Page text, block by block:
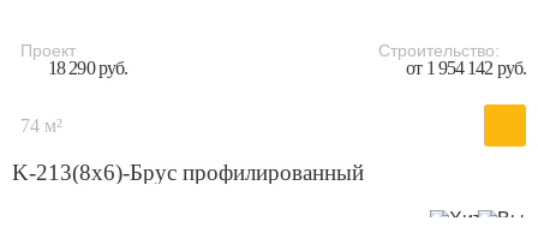
Проект
18 290 руб.
Строительство:
от 1 954 142 руб.
74 м²
K-213(8x6)-Брус профилированный